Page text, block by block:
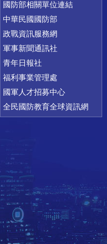
國防部相關單位連結
中華民國國防部
政戰資訊服務網
軍事新聞通訊社
青年日報社
福利事業管理處
國軍人才招募中心
全民國防教育全球資訊網